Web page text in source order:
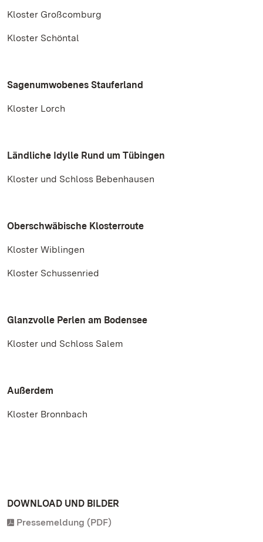
Kloster Großcomburg
Kloster Schöntal
Sagenumwobenes Stauferland
Kloster Lorch
Ländliche Idylle Rund um Tübingen
Kloster und Schloss Bebenhausen
Oberschwäbische Klosterroute
Kloster Wiblingen
Kloster Schussenried
Glanzvolle Perlen am Bodensee
Kloster und Schloss Salem
Außerdem
Kloster Bronnbach
DOWNLOAD UND BILDER
Pressemeldung (PDF)